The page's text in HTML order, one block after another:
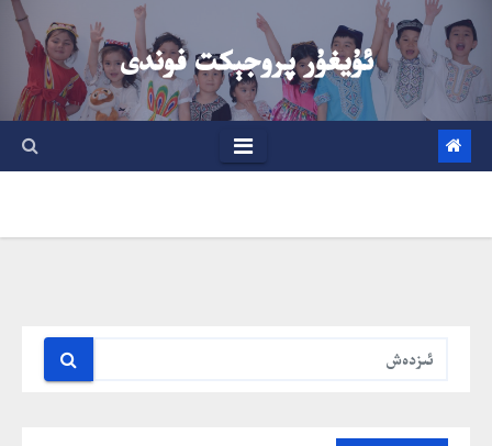
Skip
content
ئۇيغۇر پروجېكت فوندى